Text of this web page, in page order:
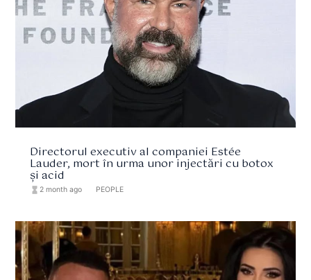
Directorul executiv al companiei Estée
Lauder, mort în urma unor injectări cu botox
și acid
hourglass_full 2 month ago PEOPLE